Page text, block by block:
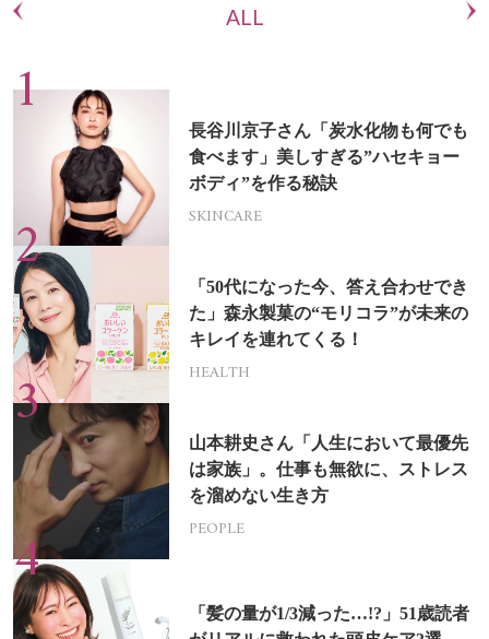
ALL
長谷川京子さん「炭水化物も何でも
食べます」美しすぎる”ハセキョー
ボディ”を作る秘訣
SKINCARE
「50代になった今、答え合わせでき
た」森永製菓の“モリコラ”が未来の
キレイを連れてくる！
HEALTH
山本耕史さん「人生において最優先
は家族」。仕事も無欲に、ストレス
を溜めない生き方
PEOPLE
「髪の量が1/3減った…!?」51歳読者